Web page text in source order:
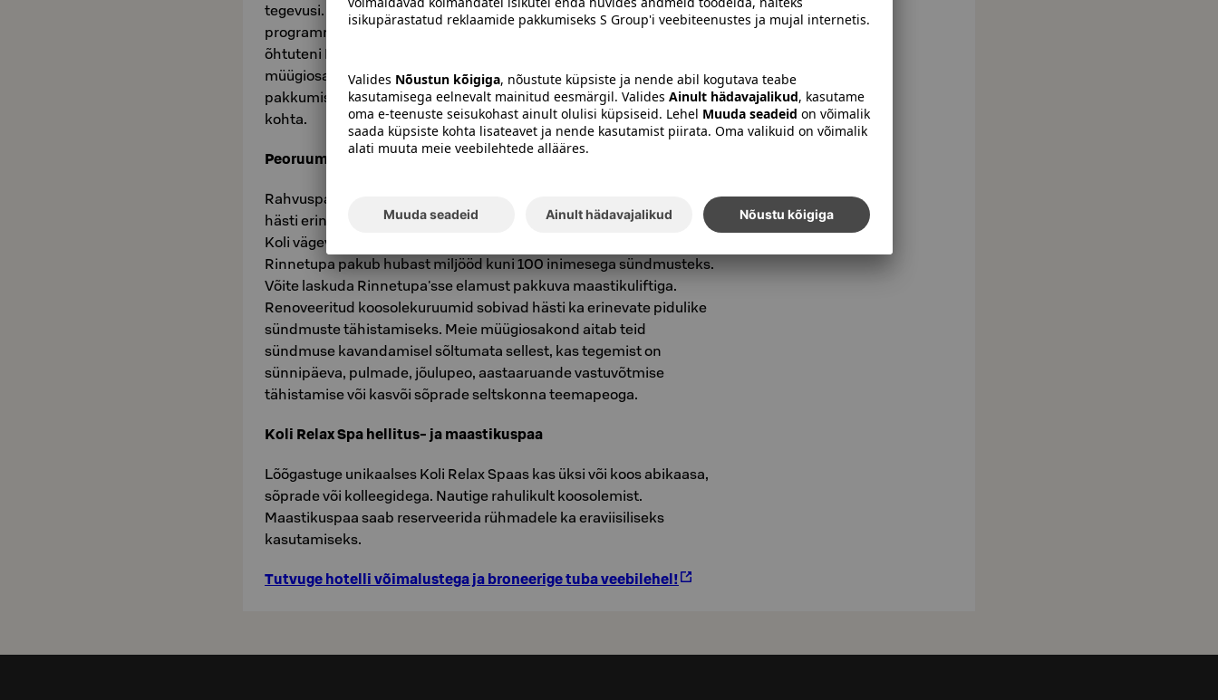
tegevusi. Koli ainulaadne ümbrus pakub koosolekupäevadeks üldist
programmi alates tempokatest pidudest kuni lõõgastavate
õhtuteni Koli Relax Spa hellitus- ja maastikuspaas. Meie
müügiosakonnast saate teie rühma vajadustele kohandatud
pakkumise nii majutuse, koosolekuteenuste kui toidu ja tegevuste
kohta.
Peoruumid
Rahvuspargi vapustavaid vaateid pakkuv restoran Grill it! sobib
hästi erinevate pidude ja teemasündmuste korraldamiseks. Ukko-
Koli vägevate nõlvade jalamil asuv meeleolukas nõlvarestoran
Rinnetupa pakub hubast miljööd kuni 100 inimesega sündmusteks.
Võite laskuda Rinnetupa'sse elamust pakkuva maastikuliftiga.
Renoveeritud koosolekuruumid sobivad hästi ka erinevate pidulike
sündmuste tähistamiseks. Meie müügiosakond aitab teid
sündmuse kavandamisel sõltumata sellest, kas tegemist on
sünnipäeva, pulmade, jõulupeo, aastaaruande vastuvõtmise
tähistamise või kasvõi sõprade seltskonna teemapeoga.
Koli Relax Spa hellitus- ja maastikuspaa
Lõõgastuge unikaalses Koli Relax Spaas kas üksi või koos abikaasa,
sõprade või kolleegidega. Nautige rahulikult koosolemist.
Maastikuspaa saab reserveerida rühmadele ka eraviisiliseks
kasutamiseks.
Tutvuge hotelli võimalustega ja broneerige tuba veebilehel!